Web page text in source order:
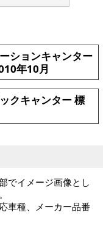
ションキャンター
年10月
クキャンター 標
でイメージ画像とし
車種、メーカー品番